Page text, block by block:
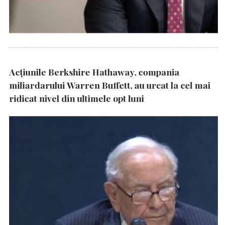
Acțiunile Berkshire Hathaway, compania
miliardarului Warren Buffett, au urcat la cel mai
ridicat nivel din ultimele opt luni